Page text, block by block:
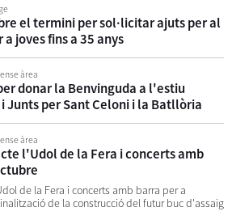
el termini per sol·licitar ajuts per al
joves fins a 35 anys
àrea
donar la Benvinguda a l'estiu
Junts per Sant Celoni i la Batllòria
àrea
l'Udol de la Fera i concerts amb
de la Fera i concerts amb barra per a
de la construcció del futur buc d'assaig